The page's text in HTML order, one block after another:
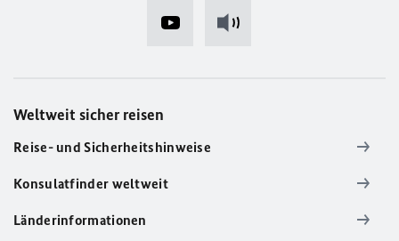
Weltweit sicher reisen
Reise- und Sicherheitshinweise
Konsulatfinder weltweit
Länderinformationen